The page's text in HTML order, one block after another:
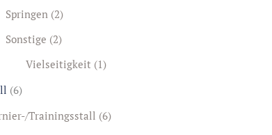
Springen (2)
Sonstige (2)
Vielseitigkeit (1)
(6)
Trainingsstall (6)